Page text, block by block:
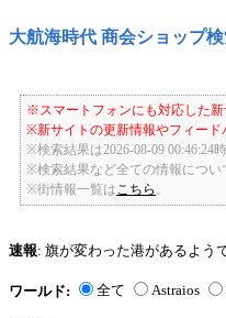
大航海時代 商会ショップ
※スマートフォンにも対応した
※新サイトの更新情報やフィード
※検索結果は2026-08-09 00:46:24
※検索結果など全ての情報につい
※街情報一覧は こちら
速報: 旗が変わった港があるよう
ワールド: 全て Astraios